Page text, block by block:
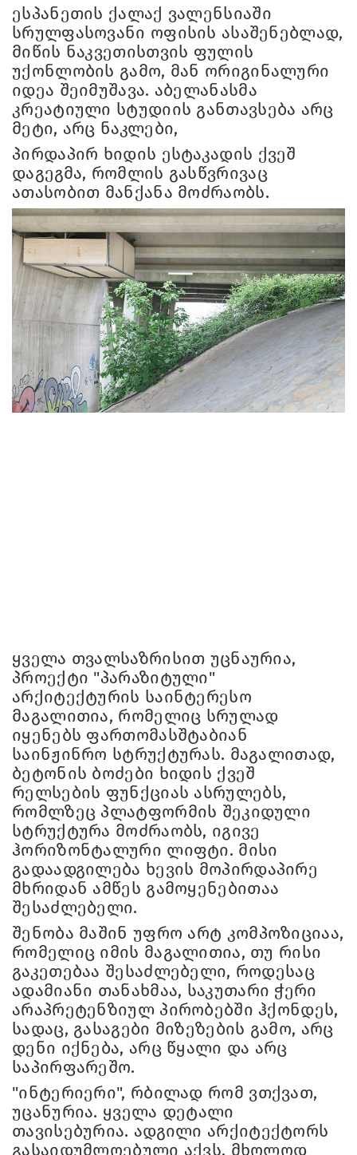
ესპანეთის ქალაქ ვალენსიაში
სრულფასოვანი ოფისის ასაშენებლად,
მიწის ნაკვეთისთვის ფულის
უქონლობის გამო, მან ორიგინალური
იდეა შეიმუშავა. აბელანასმა
კრეატიული სტუდიის განთავსება არც
მეტი, არც ნაკლები,
პირდაპირ ხიდის ესტაკადის ქვეშ
დაგეგმა, რომლის გასწვრივაც
ათასობით მანქანა მოძრაობს.
ყველა თვალსაზრისით უცნაურია,
პროექტი "პარაზიტული"
არქიტექტურის საინტერესო
მაგალითია, რომელიც სრულად
იყენებს ფართომასშტაბიან
საინჟინრო სტრუქტურას. მაგალითად,
ბეტონის ბოძები ხიდის ქვეშ
რელსების ფუნქციას ასრულებს,
რომლზეც პლატფორმის შეკიდული
სტრუქტურა მოძრაობს, იგივე
ჰორიზონტალური ლიფტი. მისი
გადაადგილება ხევის მოპირდაპირე
მხრიდან ამწეს გამოყენებითაა
შესაძლებელი.
შენობა მაშინ უფრო არტ კომპოზიციაა,
რომელიც იმის მაგალითია, თუ რისი
გაკეთებაა შესაძლებელი, როდესაც
ადამიანი თანახმაა, საკუთარი ჭერი
არაპრეტენზიულ პირობებში ჰქონდეს,
სადაც, გასაგები მიზეზების გამო, არც
დენი იქნება, არც წყალი და არც
საპირფარეშო.
"ინტერიერი", რბილად რომ ვთქვათ,
უცანურია. ყველა დეტალი
თავისებურია. ადგილი არქიტექტორს
გასაიდუმლოებული აქვს. მხოლოდ